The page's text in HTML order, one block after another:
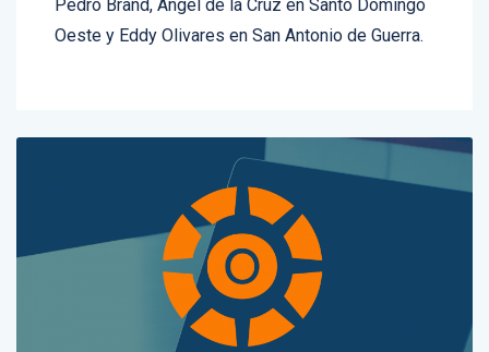
Oeste y Eddy Olivares en San Antonio de Guerra.